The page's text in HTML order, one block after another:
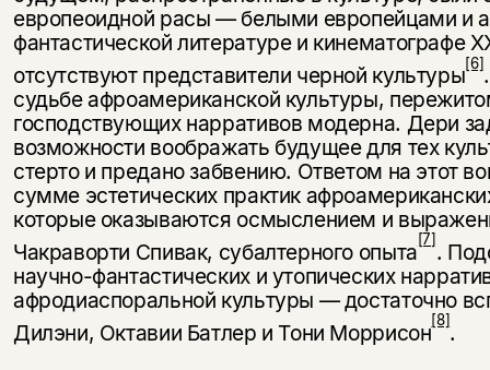
европеоидной расы — белыми европейцами и
фантастической литературе и кинематографе
отсутствуют представители черной культуры[6]
судьбе афроамериканской культуры,
господствующих нарративов модерна. Дери
возможности воображать будущее для тех
стерто и предано забвению. Ответом на этот
сумме эстетических практик
которые оказываются осмыслением и
Чакраворти Спивак, субалтерного опыта[7].
научно-фантастических и утопических
афродиаспоральной культуры — достаточно
Дилэни, Октавии Батлер и Тони Моррисон[8].